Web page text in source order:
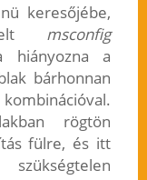
keresőjébe,
msconfig
hiányozna a
bárhonnan
rögtön
fülre, és itt